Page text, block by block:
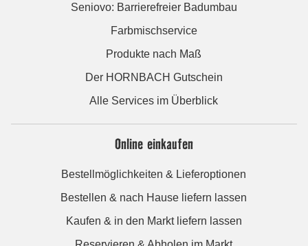
Seniovo: Barrierefreier Badumbau
Farbmischservice
Produkte nach Maß
Der HORNBACH Gutschein
Alle Services im Überblick
Online einkaufen
Bestellmöglichkeiten & Lieferoptionen
Bestellen & nach Hause liefern lassen
Kaufen & in den Markt liefern lassen